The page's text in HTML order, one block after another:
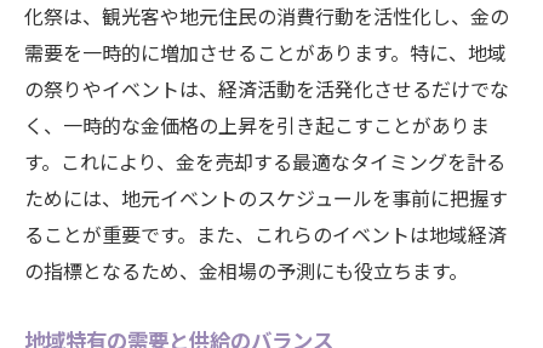
化祭は、観光客や地元住民の消費行動を活性化し、金の
需要を一時的に増加させることがあります。特に、地域
の祭りやイベントは、経済活動を活発化させるだけでな
く、一時的な金価格の上昇を引き起こすことがありま
す。これにより、金を売却する最適なタイミングを計る
ためには、地元イベントのスケジュールを事前に把握す
ることが重要です。また、これらのイベントは地域経済
の指標となるため、金相場の予測にも役立ちます。
地域特有の需要と供給のバランス